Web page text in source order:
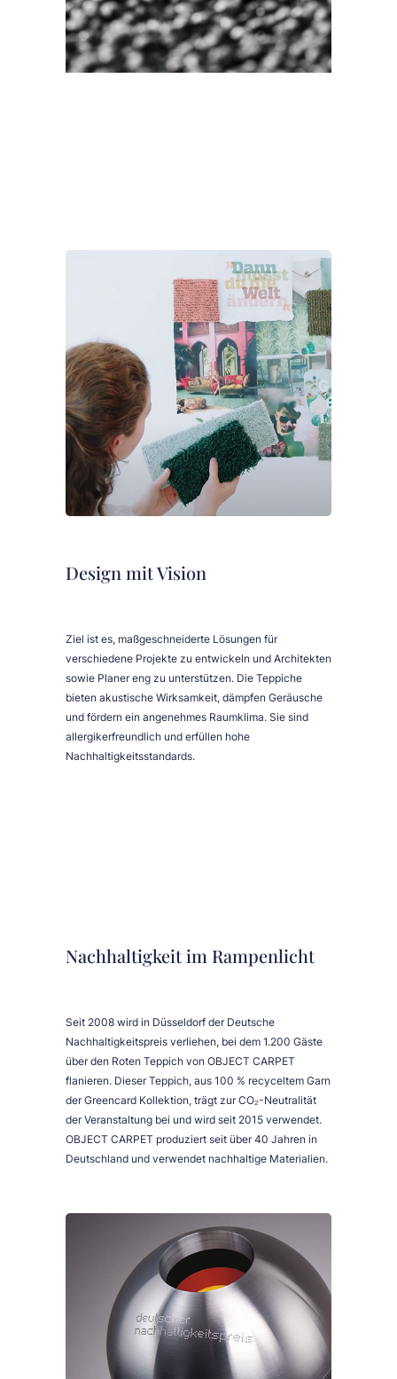
Design mit Vision
Ziel ist es, maßgeschneiderte Lösungen für
verschiedene Projekte zu entwickeln und Architekten
sowie Planer eng zu unterstützen. Die Teppiche
bieten akustische Wirksamkeit, dämpfen Geräusche
und fördern ein angenehmes Raumklima. Sie sind
allergikerfreundlich und erfüllen hohe
Nachhaltigkeitsstandards.
Nachhaltigkeit im Rampenlicht
Seit 2008 wird in Düsseldorf der Deutsche
Nachhaltigkeitspreis verliehen, bei dem 1.200 Gäste
über den Roten Teppich von OBJECT CARPET
flanieren. Dieser Teppich, aus 100 % recyceltem Garn
der Greencard Kollektion, trägt zur CO₂-Neutralität
der Veranstaltung bei und wird seit 2015 verwendet.
OBJECT CARPET produziert seit über 40 Jahren in
Deutschland und verwendet nachhaltige Materialien.